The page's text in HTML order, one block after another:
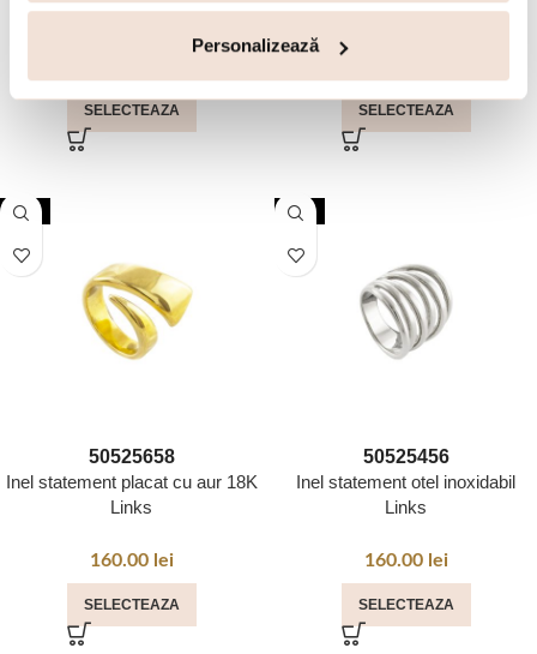
Personalizează
Links
SELECTEAZA
Links
SELECTEAZA
NOU
50525658
Inel statement placat cu aur 18K
Links
160.00 lei
SELECTEAZA
NOU
50525456
Inel statement otel inoxidabil
Links
160.00 lei
SELECTEAZA